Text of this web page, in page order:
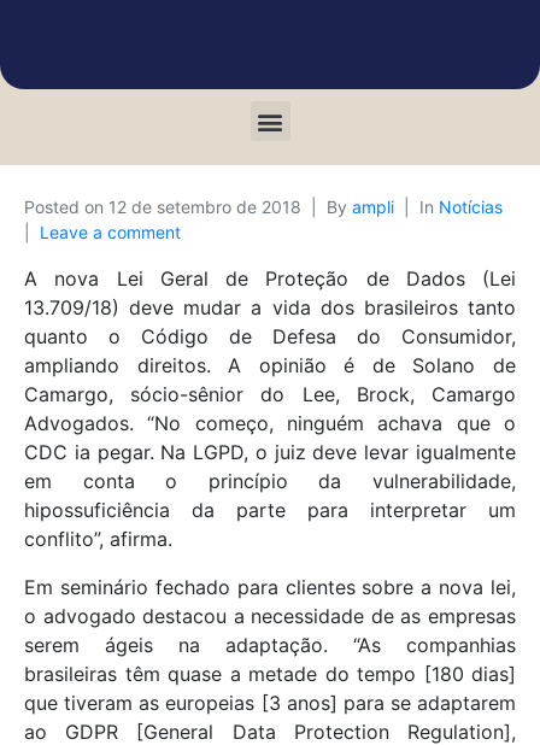
Posted on 12 de setembro de 2018 By ampli In Notícias
Leave a comment
A nova Lei Geral de Proteção de Dados (Lei
13.709/18) deve mudar a vida dos brasileiros tanto
quanto o Código de Defesa do Consumidor,
ampliando direitos. A opinião é de Solano de
Camargo, sócio-sênior do Lee, Brock, Camargo
Advogados. “No começo, ninguém achava que o
CDC ia pegar. Na LGPD, o juiz deve levar igualmente
em conta o princípio da vulnerabilidade,
hipossuficiência da parte para interpretar um
conflito”, afirma.
Em seminário fechado para clientes sobre a nova lei,
o advogado destacou a necessidade de as empresas
serem ágeis na adaptação. “As companhias
brasileiras têm quase a metade do tempo [180 dias]
que tiveram as europeias [3 anos] para se adaptarem
ao GDPR [General Data Protection Regulation],